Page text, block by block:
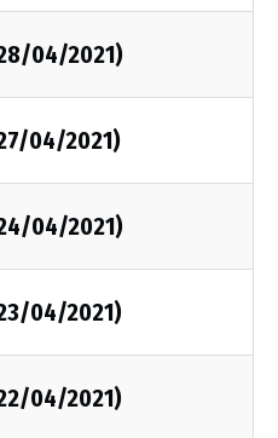
04/2021)
04/2021)
04/2021)
04/2021)
04/2021)